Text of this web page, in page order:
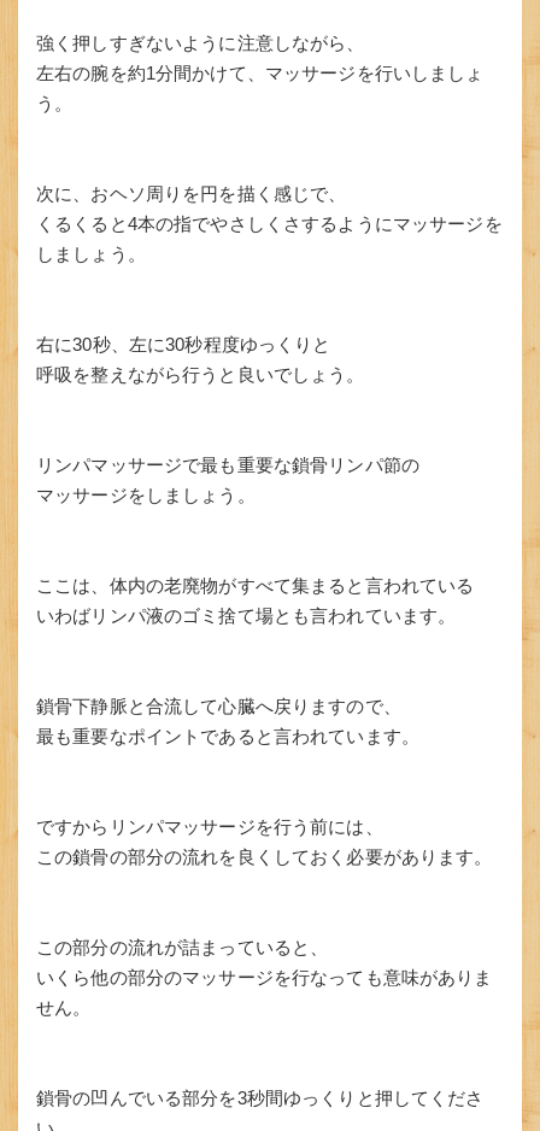
強く押しすぎないように注意しながら、
左右の腕を約1分間かけて、マッサージを行いしましょ
う。
次に、おヘソ周りを円を描く感じで、
くるくると4本の指でやさしくさするようにマッサージを
しましょう。
右に30秒、左に30秒程度ゆっくりと
呼吸を整えながら行うと良いでしょう。
リンパマッサージで最も重要な鎖骨リンパ節の
マッサージをしましょう。
ここは、体内の老廃物がすべて集まると言われている
いわばリンパ液のゴミ捨て場とも言われています。
鎖骨下静脈と合流して心臓へ戻りますので、
最も重要なポイントであると言われています。
ですからリンパマッサージを行う前には、
この鎖骨の部分の流れを良くしておく必要があります。
この部分の流れが詰まっていると、
いくら他の部分のマッサージを行なっても意味がありま
せん。
鎖骨の凹んでいる部分を3秒間ゆっくりと押してくださ